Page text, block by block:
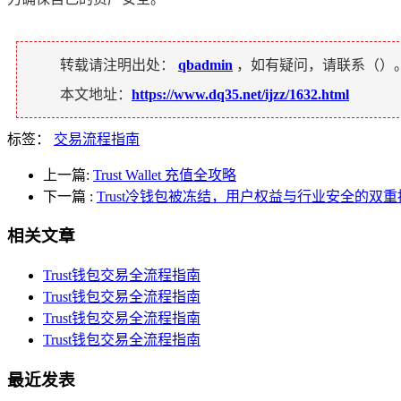
转载请注明出处： qbadmin ，如有疑问，请联系（）
本文地址： https://www.dq35.net/ijzz/1632.html
标签： 交易流程指南
上一篇: Trust Wallet 充值全攻略
下一篇 : Trust冷钱包被冻结，用户权益与行业安全的双重
相关文章
Trust钱包交易全流程指南
Trust钱包交易全流程指南
Trust钱包交易全流程指南
Trust钱包交易全流程指南
最近发表